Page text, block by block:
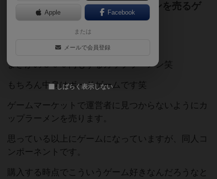
ゲームマーケットでカップラーメンを売るゲ
ーム！
まさかの８００円もするカップラーメン笑
もちろん中身はボードゲームです笑
ゲームマーケットで運営者に見つからないようにカ
ップラーメンを売ります。
思っている以上にゲームになっていますが、同人コ
ンポーネントです。
購入する時点でこういうゲーム好きなんだろうなと
Apple Facebook
または
メールで会員登録
しばらく表示しない